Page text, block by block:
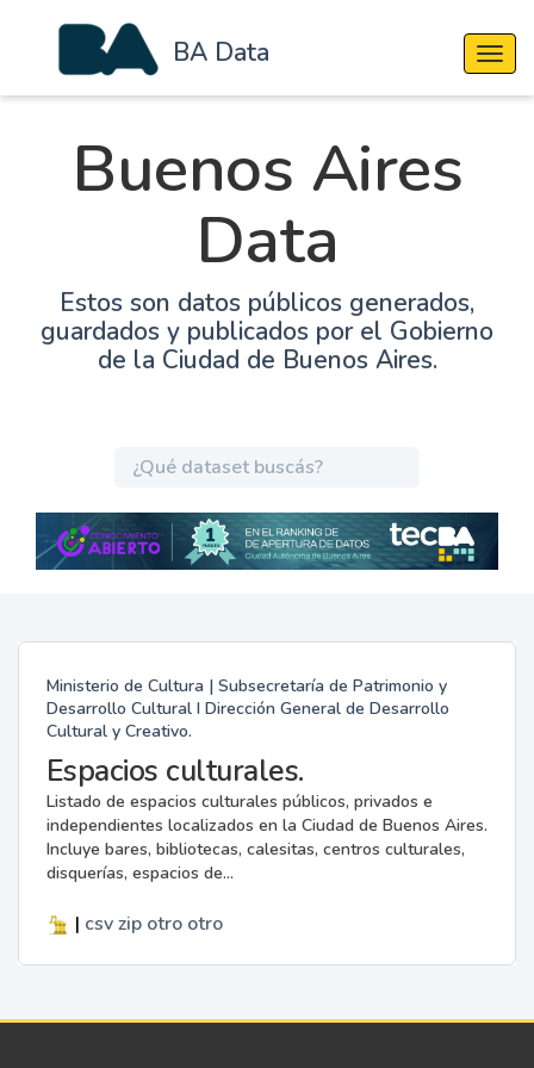
BA Data
Buenos Aires
Data
Estos son datos públicos generados,
guardados y publicados por el Gobierno
de la Ciudad de Buenos Aires.
Ministerio de Cultura | Subsecretaría de Patrimonio y
Desarrollo Cultural I Dirección General de Desarrollo
Cultural y Creativo.
Espacios culturales.
Listado de espacios culturales públicos, privados e
independientes localizados en la Ciudad de Buenos Aires.
Incluye bares, bibliotecas, calesitas, centros culturales,
disquerías, espacios de...
| csv zip otro otro